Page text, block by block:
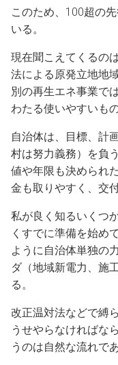
このため、100超の
いる。
現在聞こえてくるの
法による原発立地地
別の再生エネ事業で
わたる使いやすいも
自治体は、目標、計
村は努力義務）を負
値や年限も決められ
金も取りやすく、交
私が良く知るいくつ
くすでに準備を始め
ように自治体単独の
ダ（地域新電力、施
る。
改正温対法などで縛
うせやらなければな
うのは自然な流れであ